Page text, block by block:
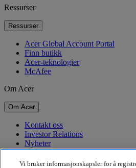
Ressurser
Ressurser
Acer Global Account Portal
Finn butikk
Acer-teknologier
McAfee
Om Acer
Om Acer
Kontakt oss
Investor Relations
Nyheter
Priser
Arrangementer
Vi bruker informasjonskapsler for å